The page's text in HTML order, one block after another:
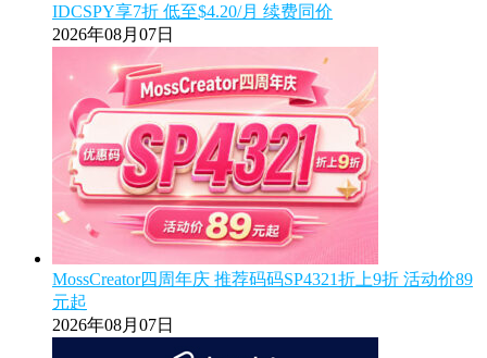
IDCSPY享7折 低至$4.20/月 续费同价
2026年08月07日
MossCreator四周年庆 推荐码码SP4321折上9折 活动价89
元起
2026年08月07日